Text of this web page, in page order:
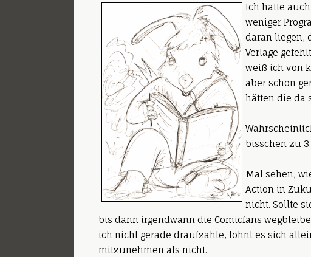
Ich hatte
weniger
daran liegen,
Verlage
weiß ich von
aber schon
hätten die da
bisschen zu 3.
Mal sehen,
Action in
nicht. Sollte
bis dann irgendwann die Comicfans
ich nicht gerade draufzahle, lohnt es sich
mitzunehmen als nicht.